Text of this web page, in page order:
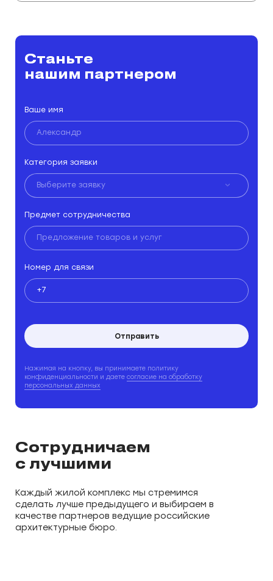
Станьте
нашим партнером
Ваше имя
Категория заявки
Выберите заявку
Полиграфия
Реклама и PR
Строительство
Другое
Предмет сотрудничества
Номер для связи
Отправить
Нажимая на кнопку, вы принимаете политику
конфиденциальности и даете согласие на обработку
персональных данных
Сотрудничаем
с лучшими
Каждый жилой комплекс мы стремимся
сделать лучше предыдущего и выбираем в
качестве партнеров ведущие российские
архитектурные бюро.